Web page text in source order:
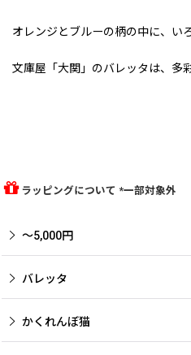
オレンジとブルーの柄の中に、い
文庫屋「大関」のバレッタは、多
ラッピングについて *一部対象外
〜5,000円
バレッタ
かくれんぼ猫